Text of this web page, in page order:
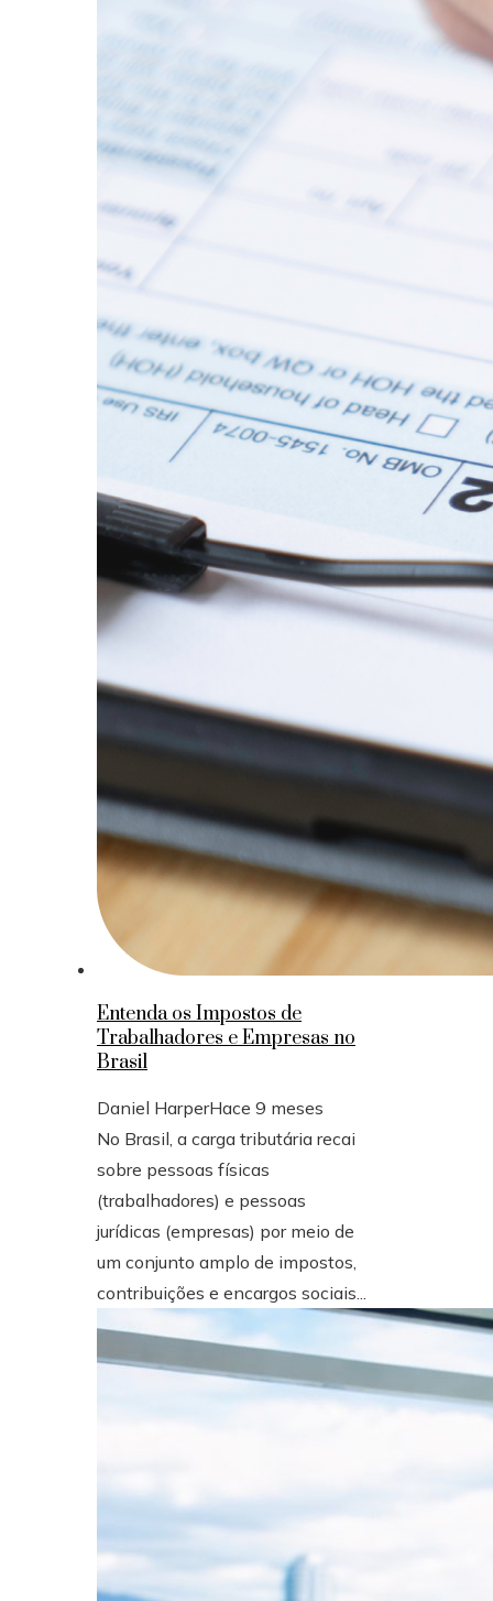
Entenda os Impostos de
Trabalhadores e Empresas no
Brasil
Daniel HarperHace 9 meses
No Brasil, a carga tributária recai
sobre pessoas físicas
(trabalhadores) e pessoas
jurídicas (empresas) por meio de
um conjunto amplo de impostos,
contribuições e encargos sociais...